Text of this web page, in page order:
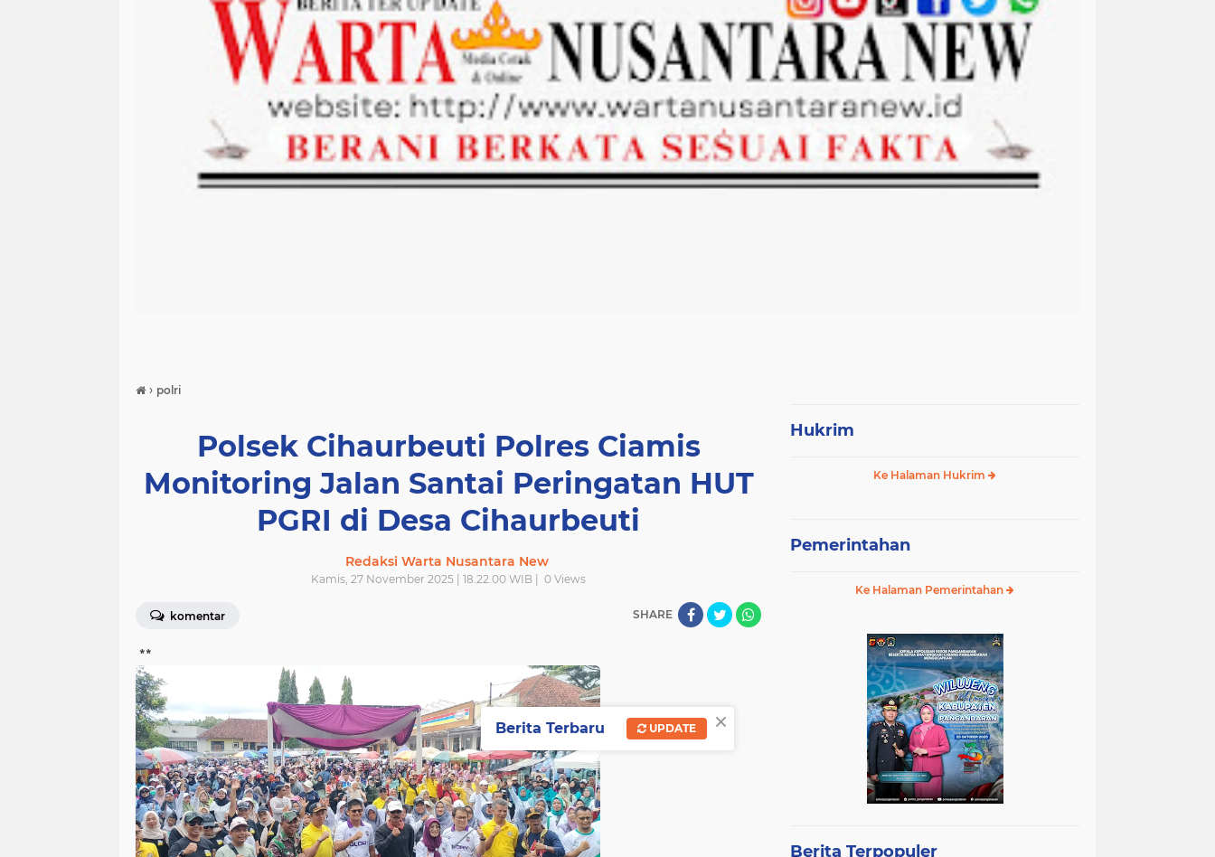
› polri
Polsek Cihaurbeuti Polres Ciamis
Monitoring Jalan Santai Peringatan HUT
PGRI di Desa Cihaurbeuti
Redaksi Warta Nusantara New
Kamis, 27 November 2025 | 18.22.00 WIB | 0 Views
komentar SHARE
**
Hukrim
Ke Halaman Hukrim
Pemerintahan
Ke Halaman Pemerintahan
Berita Terpopuler
×
Berita Terbaru UPDATE